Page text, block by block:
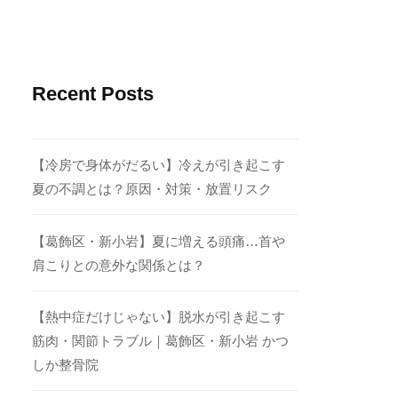
Recent Posts
【冷房で身体がだるい】冷えが引き起こす
夏の不調とは？原因・対策・放置リスク
【葛飾区・新小岩】夏に増える頭痛…首や
肩こりとの意外な関係とは？
【熱中症だけじゃない】脱水が引き起こす
筋肉・関節トラブル｜葛飾区・新小岩 かつ
しか整骨院